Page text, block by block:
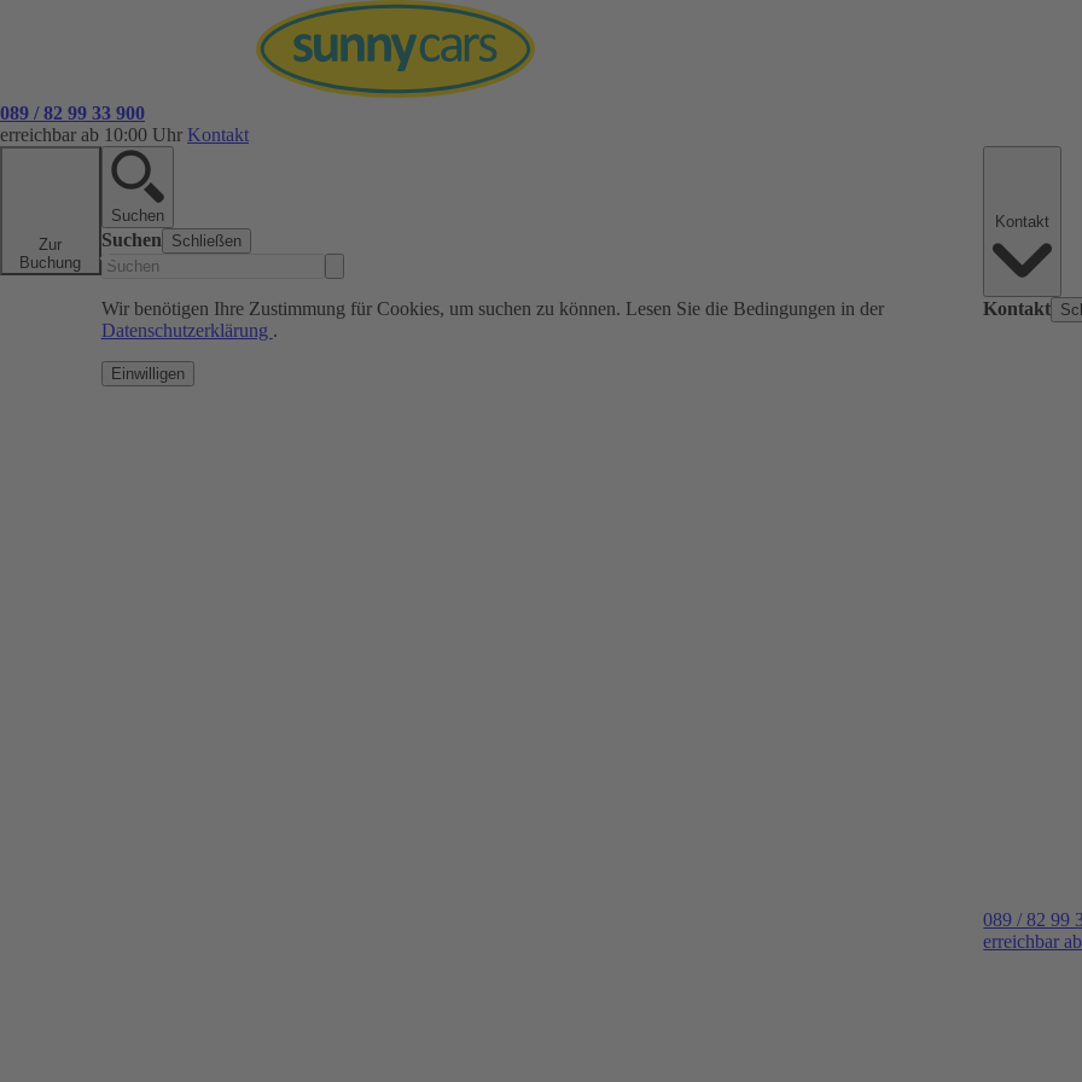
089 / 82 99 33 900
erreichbar ab 10:00 Uhr Kontakt
Zur
Buchung
Suchen
Suchen Schließen
Wir benötigen Ihre Zustimmung für Cookies, um suchen zu können. Lesen Sie die Bedingungen in der
Datenschutzerklärung .
Einwilligen
Kontakt
089 / 82 99
erreichbar